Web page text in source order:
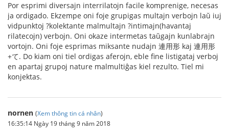
Por esprimi diversajn interrilatojn facile komprenige, necesas
ja ordigado. Ekzempe oni foje grupigas multajn verbojn laŭ iuj
vidpunktoj ?kolektante malmultajn ?intimajn(havantaj
rilatecojn) verbojn. Oni okaze intermetas taŭgajn kunlabrajn
vortojn. Oni foje esprimas miksante nudajn 連用形 kaj 連用形
+て. Do kiam oni tiel ordigas aferojn, eble fine listigataj verboj
en apartaj grupoj nature malmultiĝas kiel rezulto. Tiel mi
konjektas.
nornen (Xem thông tin cá nhân)
16:35:14 Ngày 19 tháng 9 năm 2018